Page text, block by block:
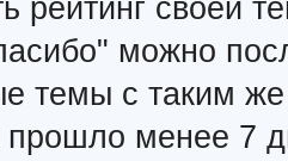
рейтинг своей
можно
темы с таким
прошло менее 7